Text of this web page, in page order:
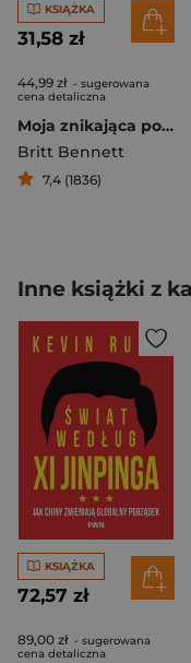
KSIĄŻKA
31,58 zł
44,99 zł - sugerowana
cena detaliczna
Moja znikająca połowa
Britt Bennett
7,4 (1836)
Inne książki z
KSIĄŻKA
72,57 zł
89,00 zł - sugerowana
cena detaliczna